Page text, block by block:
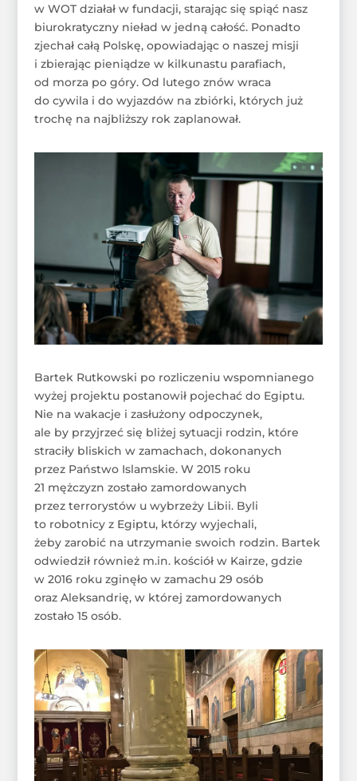
w WOT działał w fundacji, starając się spiąć nasz
biurokratyczny nieład w jedną całość. Ponadto
zjechał całą Polskę, opowiadając o naszej misji
i zbierając pieniądze w kilkunastu parafiach,
od morza po góry. Od lutego znów wraca
do cywila i do wyjazdów na zbiórki, których już
trochę na najbliższy rok zaplanował.
Bartek Rutkowski po rozliczeniu wspomnianego
wyżej projektu postanowił pojechać do Egiptu.
Nie na wakacje i zasłużony odpoczynek,
ale by przyjrzeć się bliżej sytuacji rodzin, które
straciły bliskich w zamachach, dokonanych
przez Państwo Islamskie. W 2015 roku
21 mężczyzn zostało zamordowanych
przez terrorystów u wybrzeży Libii. Byli
to robotnicy z Egiptu, którzy wyjechali,
żeby zarobić na utrzymanie swoich rodzin. Bartek
odwiedził również m.in. kościół w Kairze, gdzie
w 2016 roku zginęło w zamachu 29 osób
oraz Aleksandrię, w której zamordowanych
zostało 15 osób.